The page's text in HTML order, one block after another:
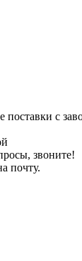
поставки с
звоните!
почту.